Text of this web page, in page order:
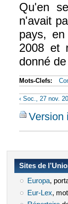
Qu'en
n'avait
pays,
2008 et
donné
Mots-Clefs:
‹ Soc., 27 nov.
Version
Sites de
Europa(le
,
Eur-Lex (le
,